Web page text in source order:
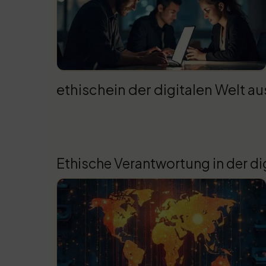
ethischein der digitalen Welt
Ethische Verantwortung in der